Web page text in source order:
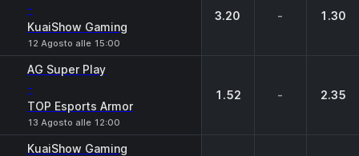
-
KuaiShow Gaming
12 Agosto alle 15:00
3.20 - 1.30
AG Super Play
-
TOP Esports Armor
13 Agosto alle 12:00
1.52 - 2.35
KuaiShow Gaming